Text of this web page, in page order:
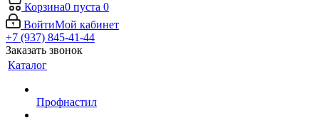
Корзина0 пуста 0
ВойтиМой кабинет
+7 (937) 845-41-44
Заказать звонок
Каталог
Профнастил